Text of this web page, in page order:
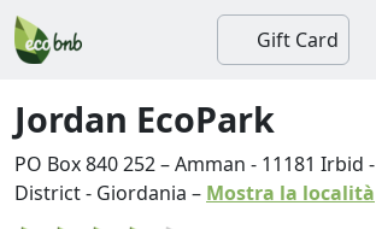
Gift Card
Jordan EcoPark
PO Box 840 252 – Amman - 11181 Irbid -
District- Giordania – Mostra la località